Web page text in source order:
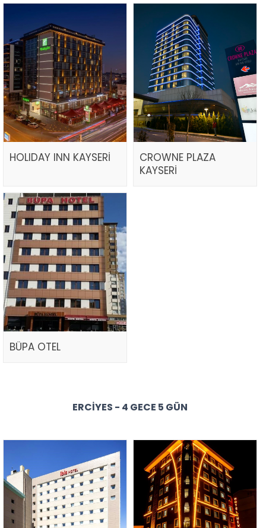
HOLIDAY INN KAYSERİ
CROWNE PLAZA
KAYSERİ
BÜPA OTEL
ERCIYES - 4 GECE 5 GÜN